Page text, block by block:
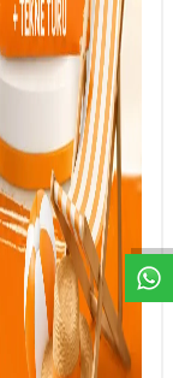
DESTEK